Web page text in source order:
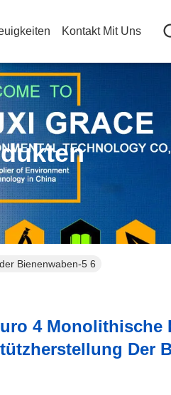
Kontakt Mit Uns
Bienenwaben-5 6
4 Monolithische
Der